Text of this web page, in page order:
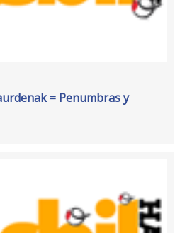
= Penumbras y